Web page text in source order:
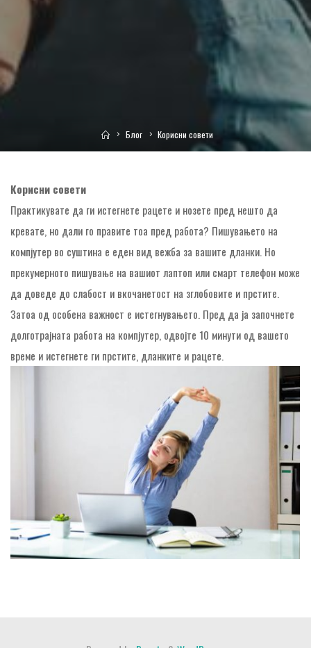
HomeБлог Корисни совети
Корисни совети
Практикувате да ги истегнете рацете и нозете пред нешто да
кревате, но дали го правите тоа пред работа? Пишувањето на
компјутер во суштина е еден вид вежба за вашите дланки. Но
прекумерното пишување на вашиот лаптоп или смарт телефон може
да доведе до слабост и вкочанетост на зглобовите и прстите.
Затоа од особена важност е истегнувањето. Пред да ја започнете
долготрајната работа на компјутер, одвојте 10 минути од вашето
време и истегнете ги прстите, дланките и рацете.